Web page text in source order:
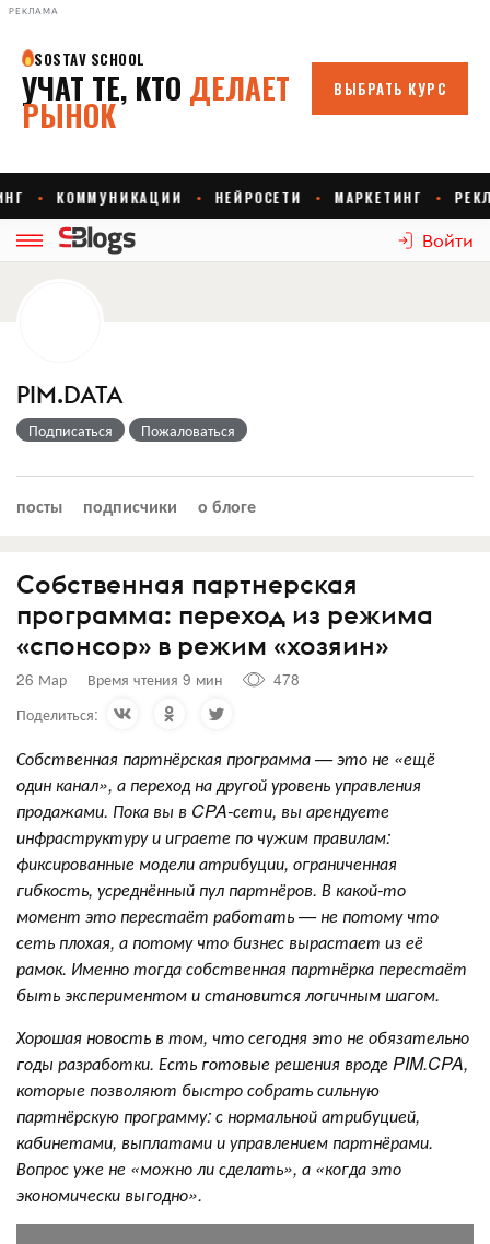
РЕКЛАМА
Войти
PIM.DATA
Подписаться Пожаловаться
посты подписчики о блоге
Собственная партнерская
программа: переход из режима
«спонсор» в режим «хозяин»
26 Мар Время чтения 9 мин
478
Поделиться:
Собственная партнёрская программа — это не «ещё
один канал», а переход на другой уровень управления
продажами. Пока вы в CPA-сети, вы арендуете
инфраструктуру и играете по чужим правилам:
фиксированные модели атрибуции, ограниченная
гибкость, усреднённый пул партнёров. В какой‑то
момент это перестаёт работать — не потому что
сеть плохая, а потому что бизнес вырастает из её
рамок. Именно тогда собственная партнёрка перестаёт
быть экспериментом и становится логичным шагом.
Хорошая новость в том, что сегодня это не обязательно
годы разработки. Есть готовые решения вроде PIM.CPA,
которые позволяют быстро собрать сильную
партнёрскую программу: с нормальной атрибуцией,
кабинетами, выплатами и управлением партнёрами.
Вопрос уже не «можно ли сделать», а «когда это
экономически выгодно».